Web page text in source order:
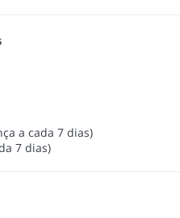
a cada 7 dias)
7 dias)